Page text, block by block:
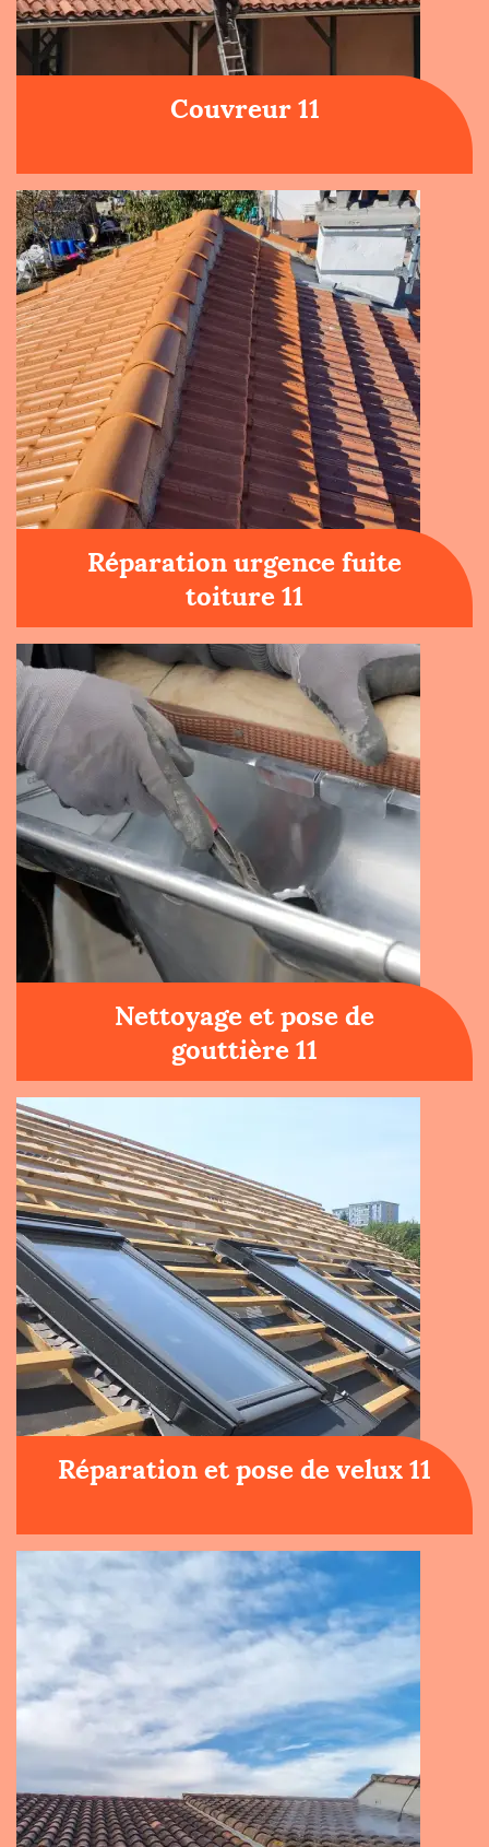
Couvreur 11
Réparation urgence fuite
toiture 11
Nettoyage et pose de
gouttière 11
Réparation et pose de velux 11